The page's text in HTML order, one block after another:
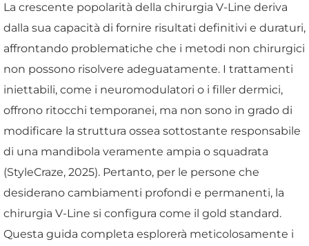
La crescente popolarità della chirurgia V-Line deriva
dalla sua capacità di fornire risultati definitivi e duraturi,
affrontando problematiche che i metodi non chirurgici
non possono risolvere adeguatamente. I trattamenti
iniettabili, come i neuromodulatori o i filler dermici,
offrono ritocchi temporanei, ma non sono in grado di
modificare la struttura ossea sottostante responsabile
di una mandibola veramente ampia o squadrata
(StyleCraze, 2025). Pertanto, per le persone che
desiderano cambiamenti profondi e permanenti, la
chirurgia V-Line si configura come il gold standard.
Questa guida completa esplorerà meticolosamente i